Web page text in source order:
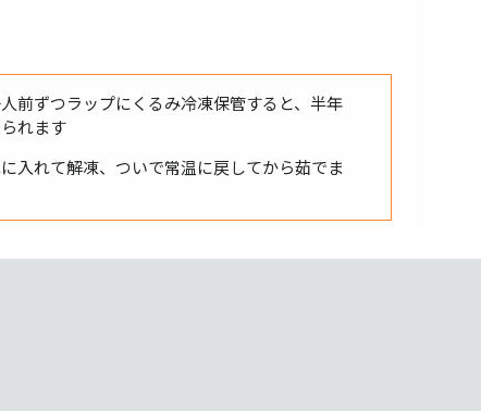
前ずつラップにくるみ冷凍保管すると、半年
れます
入れて解凍、ついで常温に戻してから茹でま